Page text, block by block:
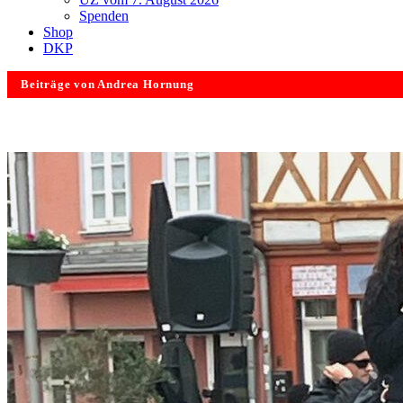
Spenden
Shop
DKP
Beiträge von Andrea Hornung